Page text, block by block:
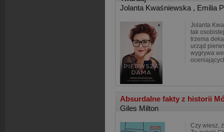
Jolanta Kwaśniewska , Emilia
Jolanta
tak
trzema
urząd
wygrywa
Absurdalne fakty z historii
Giles Milton
Czy wiesz,